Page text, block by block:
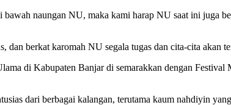
naungan NU, maka kami harap NU saat ini juga
berkat karomah NU segala tugas dan cita-cita akan
di Kabupaten Banjar di semarakkan dengan
dari berbagai kalangan, terutama kaum nahdiyin